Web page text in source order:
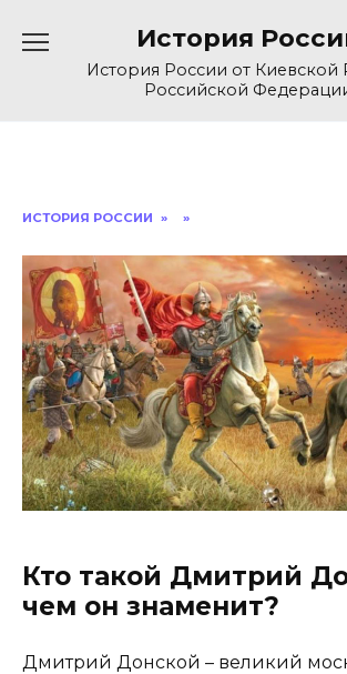
содержанию
История
История России от Киевской
Российской
ИСТОРИЯ РОССИИ » »
Кто такой Дмитрий
чем он знаменит?
Дмитрий Донской – великий